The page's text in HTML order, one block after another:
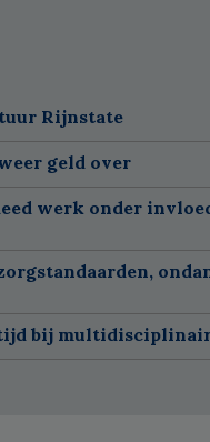
Rijnstate
geld over
werk onder
bij